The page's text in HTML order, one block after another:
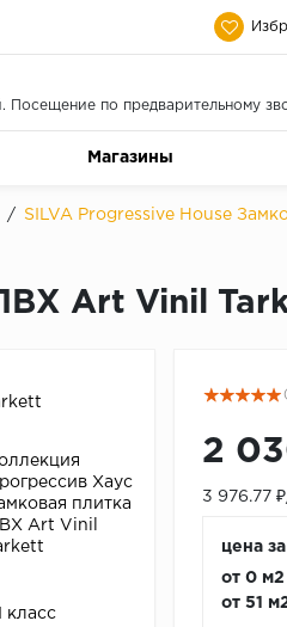
по предварительному
Магазины
/ SILVA Progressive House
Art Vinil
Хаус
плитка
Art Vinil
класс
2
3 976.77
цена
от 0
от 51